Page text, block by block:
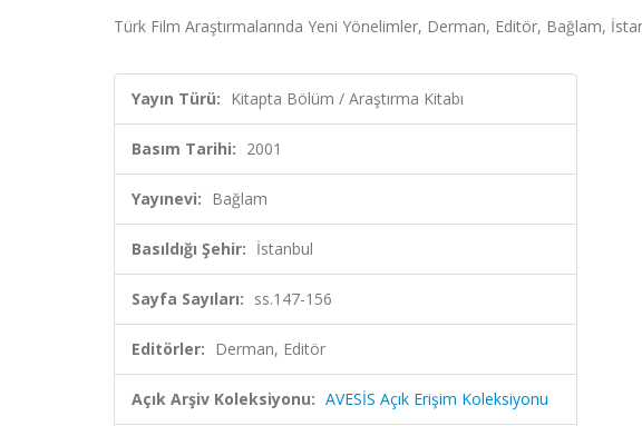
Türk Film Araştırmalarında Yeni Yönelimler, Derman, Editör, Bağlam,
Yayın Türü: Kitapta Bölüm / Araştırma Kitabı
Basım Tarihi: 2001
Yayınevi: Bağlam
Basıldığı Şehir: İstanbul
Sayfa Sayıları: ss.147-156
Editörler: Derman, Editör
Açık Arşiv Koleksiyonu: AVESİS Açık Erişim Koleksiyonu